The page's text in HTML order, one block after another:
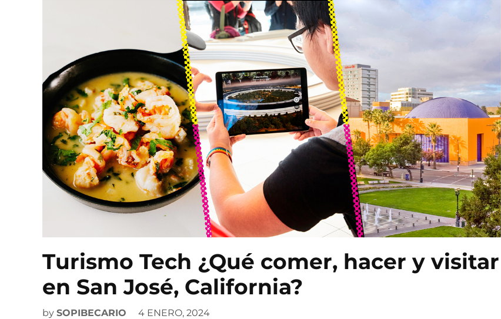
Turismo Tech ¿Qué comer, hacer y visitar
en San José, California?
by SOPIBECARIO 4 ENERO, 2024